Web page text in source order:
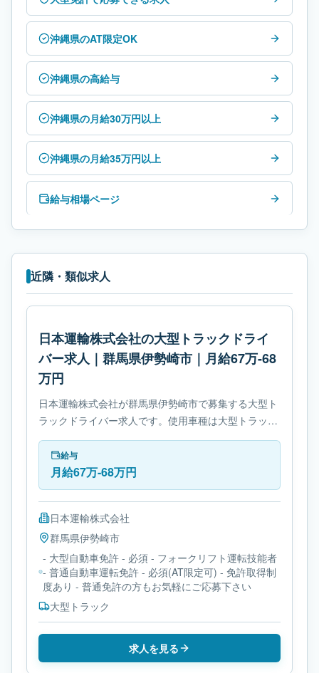
沖縄県のAT限定OK
沖縄県の高給与
沖縄県の月給30万円以上
沖縄県の月給35万円以上
給与相場ページ
近隣・類似求人
日本運輸株式会社の大型トラックドライ
バー求人｜群馬県伊勢崎市｜月給67万-68
万円
日本運輸株式会社が群馬県伊勢崎市で募集する大型ト
ラックドライバー求人です。使用車種は大型トラック
です。勤務時間は- 変形労働時間制です。必要免許は-
大型自動車免許です。
給与
月給67万-68万円
日本運輸株式会社
群馬県伊勢崎市
- 大型自動車免許 - 必須 - フォークリフト運転技能者
- 普通自動車運転免許 - 必須(AT限定可) - 免許取得制
度あり - 普通免許の方もお気軽にご応募下さい
大型トラック
求人を見る